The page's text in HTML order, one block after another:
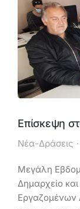
Επίσκεψη
Νέα-Δράσεις
Μεγάλη
Δημαρχείο
Εργαζομένων